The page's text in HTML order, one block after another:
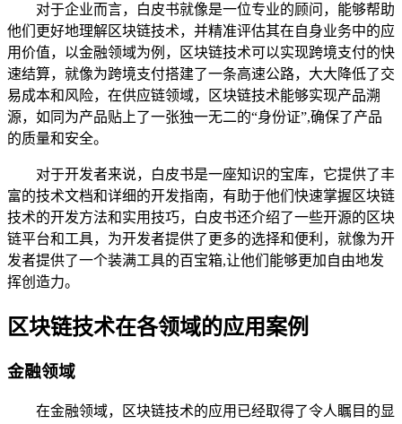
对于企业而言，白皮书就像是一位专业的顾问，能够帮助
他们更好地理解区块链技术，并精准评估其在自身业务中的应
用价值，以金融领域为例，区块链技术可以实现跨境支付的快
速结算，就像为跨境支付搭建了一条高速公路，大大降低了交
易成本和风险，在供应链领域，区块链技术能够实现产品溯
源，如同为产品贴上了一张独一无二的“身份证”,确保了产品
的质量和安全。
对于开发者来说，白皮书是一座知识的宝库，它提供了丰
富的技术文档和详细的开发指南，有助于他们快速掌握区块链
技术的开发方法和实用技巧，白皮书还介绍了一些开源的区块
链平台和工具，为开发者提供了更多的选择和便利，就像为开
发者提供了一个装满工具的百宝箱,让他们能够更加自由地发
挥创造力。
区块链技术在各领域的应用案例
金融领域
在金融领域，区块链技术的应用已经取得了令人瞩目的显